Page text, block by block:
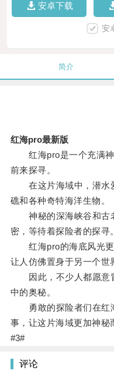
安卓下载
安
简介
红海pro最新版
红海pro是一个充满神
前来探寻。
在这片海域中，潜水
礁和各种奇特海洋生物。
神秘的深海峡谷和古
密，等待着探险者的探寻。
红海pro的海底风光更
让人仿佛置身于另一个世
因此，不少人都愿意
中的奥秘。
勇敢的探险者们在红
事，让这片海域更加神秘
#3#
评论